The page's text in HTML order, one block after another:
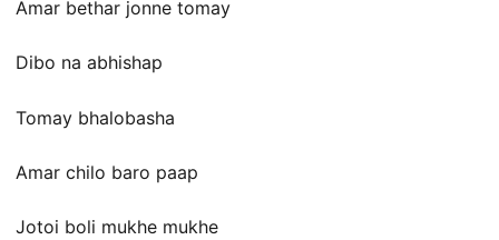
Amar bethar jonne tomay
Dibo na abhishap
Tomay bhalobasha
Amar chilo baro paap
Jotoi boli mukhe mukhe